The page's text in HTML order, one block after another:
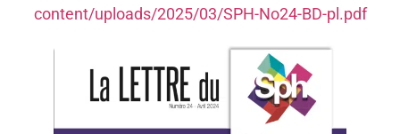
content/uploads/2025/03/SPH-No24-BD-pl.pdf